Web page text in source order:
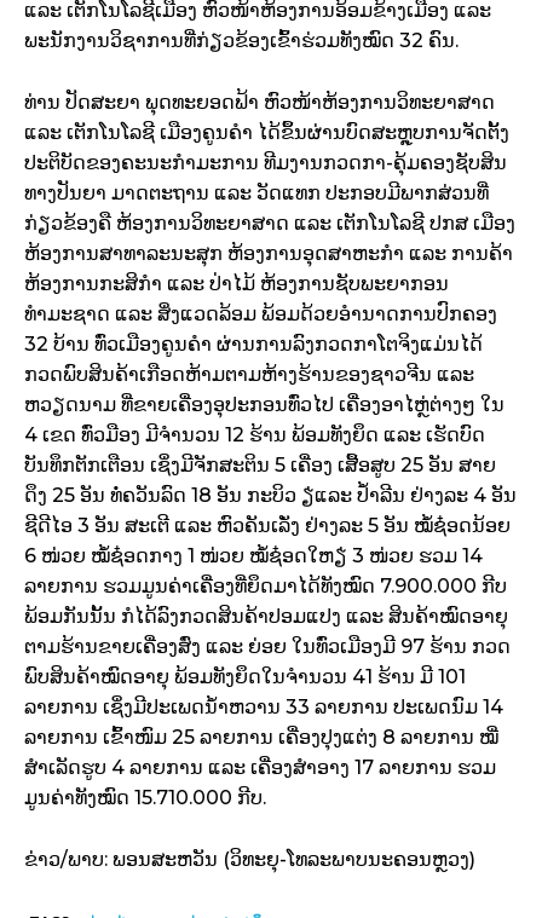
ແລະ ເຕັກໂນໂລຊີເມືອງ ຫົວໜ້າຫ້ອງການອ້ອມຂ້າງເມືອງ ແລະ
ພະນັກງານວິຊາການທີ່ກ່ຽວຂ້ອງເຂົ້າຮ່ວມທັງໝົດ 32 ຄົນ.
ທ່ານ ປັດສະຍາ ພຸດທະຍອດຟ້າ ຫົວໜ້າຫ້ອງການວິທະຍາສາດ
ແລະ ເຕັກໂນໂລຊີ ເມືອງຄູນຄໍາ ໄດ້ຂຶ້ນຜ່ານບົດສະຫຼຸບການຈັດຕັ້ງ
ປະຕິບັດຂອງຄະນະກຳມະການ ທີມງານກວດກາ-ຄຸ້ມຄອງຊັບສິນ
ທາງປັນຍາ ມາດຕະຖານ ແລະ ວັດແທກ ປະກອບມີພາກສ່ວນທີ່
ກ່ຽວຂ້ອງຄື ຫ້ອງການວິທະຍາສາດ ແລະ ເຕັກໂນໂລຊີ ປກສ ເມືອງ
ຫ້ອງການສາທາລະນະສຸກ ຫ້ອງການອຸດສາຫະກຳ ແລະ ການຄ້າ
ຫ້ອງການກະສິກໍາ ແລະ ປ່າໄມ້ ຫ້ອງການຊັບພະຍາກອນ
ທຳມະຊາດ ແລະ ສິ່ງແວດລ້ອມ ພ້ອມດ້ວຍອຳນາດການປົກຄອງ
32 ບ້ານ ທົ່ວເມືອງຄູນຄຳ ຜ່ານການລົງກວດກາໂຕຈິງແມ່ນໄດ້
ກວດພົບສິນຄ້າເກືອດຫ້າມຕາມຫ້າງຮ້ານຂອງຊາວຈີນ ແລະ
ຫວຽດນາມ ທີ່ຂາຍເຄື່ອງອຸປະກອນທົ່ວໄປ ເຄື່ອງອາໄຫຼ່ຕ່າງໆ ໃນ
4 ເຂດ ທົ່ວມືອງ ມີຈຳນວນ 12 ຮ້ານ ພ້ອມທັງຍຶດ ແລະ ເຮັດບົດ
ບັນທຶກຕັກເຕືອນ ເຊິ່ງມີຈັກສະຕິນ 5 ເຄື່ອງ ເສື້ອສູບ 25 ອັນ ສາຍ
ດຶງ 25 ອັນ ທໍ່ຄວັນລົດ 18 ອັນ ກະບິວ ຽ່ແລະ ປ້ຳລີນ ຢ່າງລະ 4 ອັນ
ຊີດີໄອ 3 ອັນ ສະເຕີ ແລະ ຫົວຄັນເລັ່ງ ຢ່າງລະ 5 ອັນ ໝໍ້ຊ໋ອດນ້ອຍ
6 ໜ່ວຍ ໝໍ້ຊ໋ອດກາງ 1 ໜ່ວຍ ໝໍ້ຊ໋ອດໃຫຽ່ 3 ໜ່ວຍ ຮວມ 14
ລາຍການ ຮວມມູນຄ່າເຄື່ອງທີ່ຍຶດມາໄດ້ທັງໝົດ 7.900.000 ກີບ
ພ້ອມກັນນັ້ນ ກໍໄດ້ລົງກວດສິນຄ້າປອມແປງ ແລະ ສິນຄ້າໝົດອາຍຸ
ຕາມຮ້ານຂາຍເຄື່ອງສົ່ງ ແລະ ຍ່ອຍ ໃນທົ່ວເມືອງມີ 97 ຮ້ານ ກວດ
ພົບສິນຄ້າໝົດອາຍຸ ພ້ອມທັງຍຶດໃນຈຳນວນ 41 ຮ້ານ ມີ 101
ລາຍການ ເຊິ່ງມີປະເພດນ້ຳຫວານ 33 ລາຍການ ປະເພດນົມ 14
ລາຍການ ເຂົ້າໜົມ 25 ລາຍການ ເຄື່ອງປຸງແຕ່ງ 8 ລາຍການ ໝີ່
ສຳເລັດຮູບ 4 ລາຍການ ແລະ ເຄື່ອງສຳອາງ 17 ລາຍການ ຮວມ
ມູນຄ່າທັງໝົດ 15.710.000 ກີບ.
ຂ່າວ/ພາບ: ພອນສະຫວັນ (ວິທະຍຸ-ໂທລະພາບນະຄອນຫຼວງ)